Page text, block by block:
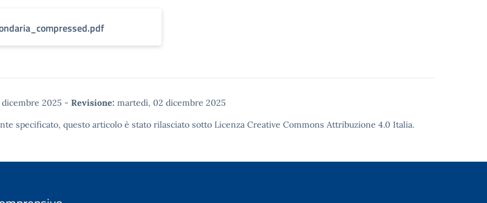
2025 - Revisione: martedì, 02 dicembre 2025
specificato, questo articolo è stato rilasciato sotto Licenza Creative Commons Attribuzione 4.0 Italia.